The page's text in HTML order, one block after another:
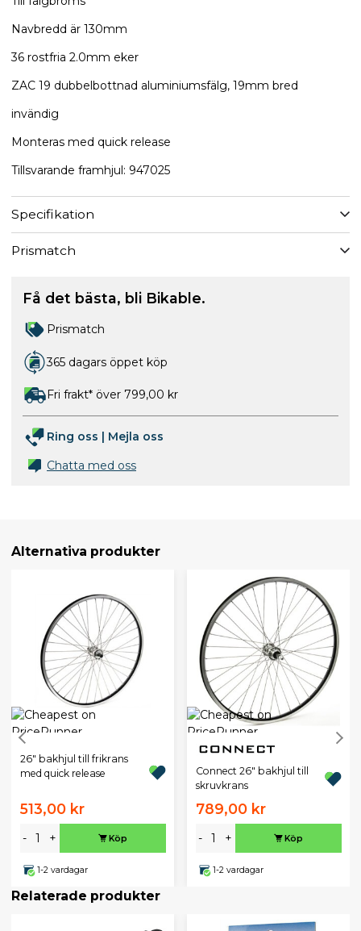
Navbredd är 130mm
36 rostfria 2.0mm eker
ZAC 19 dubbelbottnad aluminiumsfälg, 19mm bred
invändig
Monteras med quick release
Tillsvarande framhjul: 947025
Specifikation
Prismatch
Få det bästa, bli Bikable.
Prismatch
365 dagars öppet köp
Fri frakt* över 799,00 kr
Ring oss | Mejla oss
Chatta med oss
Alternativa produkter
26" bakhjul till frikrans
med quick release
513,00 kr
- + Köp
1-2 vardagar
Connect 26" bakhjul till
skruvkrans
789,00 kr
- + Köp
1-2 vardagar
Relaterade produkter